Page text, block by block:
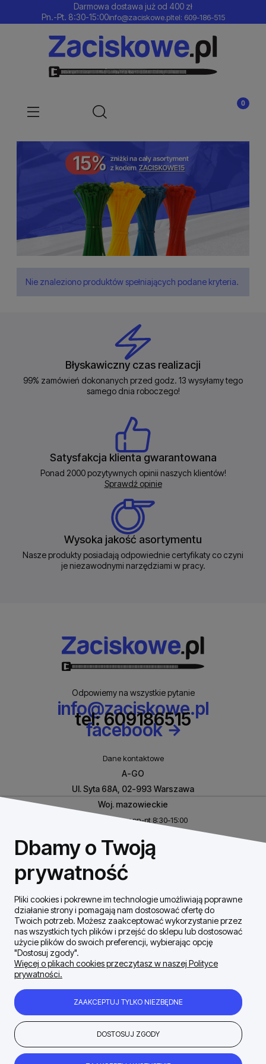
Darmowa dostawa już od 400 zł
Pn.-Pt. 8:30-15:00info@zaciskowe.pltel: 609-186-515
Nie znaleziono produktów spełniających podane kryteria.
Błyskawiczny czas realizacji
99% zamówień dokonanych przed godz. 13 wysyłamy tego
samego dnia roboczego!
Satysfakcja klienta gwarantowana
Ponad 2000 pozytywnych opinii naszych klientów!
Sprawdź opinie
Wysoka jakość asortymentu
Nasze produkty posiadają odpowiednie certyfikaty co czyni
je niezawodnymi narzędziami w pracy.
Odpowiemy na wszystkie pytanie
info@zaciskowe.pl
tel: 609186515
facebook
Dane kontaktowe
A-GO
Ul. Syta 68A, 02-993 Warszawa
Woj. mazowieckie
Biuro czynne w pn-pt 8:30-15:00
REGON: 146926170
Szybki Kontakt
Dostawa / płatności
Zakupy Regulamin
Firma
Dbamy o Twoją
prywatność
Pliki cookies i pokrewne im technologie umożliwiają poprawne
działanie strony i pomagają nam dostosować ofertę do
Twoich potrzeb. Możesz zaakceptować wykorzystanie przez
nas wszystkich tych plików i przejść do sklepu lub dostosować
użycie plików do swoich preferencji, wybierając opcję
"Dostosuj zgody".
Więcej o plikach cookies przeczytasz w naszej Polityce
prywatności.
ZAAKCEPTUJ TYLKO NIEZBĘDNE
DOSTOSUJ ZGODY